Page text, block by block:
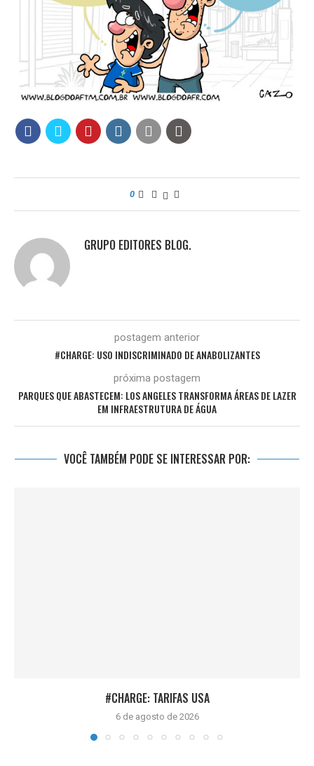
0
GRUPO EDITORES BLOG.
postagem anterior
#CHARGE: USO INDISCRIMINADO DE ANABOLIZANTES
próxima postagem
PARQUES QUE ABASTECEM: LOS ANGELES TRANSFORMA ÁREAS DE LAZER
EM INFRAESTRUTURA DE ÁGUA
VOCÊ TAMBÉM PODE SE INTERESSAR POR:
#CHARGE: TARIFAS USA
6 de agosto de 2026